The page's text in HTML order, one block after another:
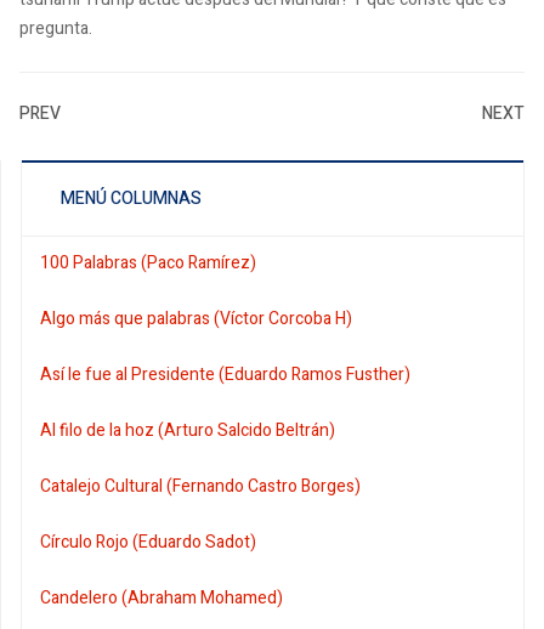
pregunta.
PREV NEXT
MENÚ COLUMNAS
100 Palabras (Paco Ramírez)
Algo más que palabras (Víctor Corcoba H)
Así le fue al Presidente (Eduardo Ramos Fusther)
Al filo de la hoz (Arturo Salcido Beltrán)
Catalejo Cultural (Fernando Castro Borges)
Círculo Rojo (Eduardo Sadot)
Candelero (Abraham Mohamed)